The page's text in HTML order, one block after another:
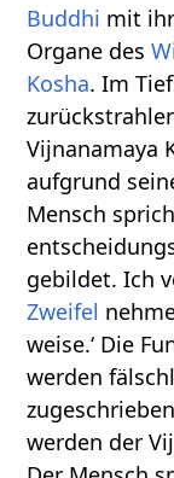
Buddhi mit
Organe des
Kosha. Im
Vijnanamaya
aufgrund
Mensch
gebildet. Ich
Zweifel
weise.‘ Die
werden
werden der